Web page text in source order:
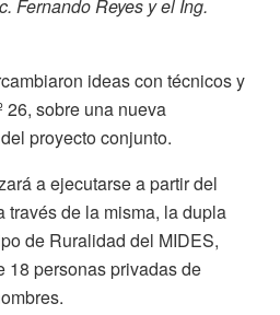
Fernando Reyes y el Ing.
ideas con técnicos y
26, sobre una nueva
proyecto conjunto.
a ejecutarse a partir del
través de la misma, la dupla
de Ruralidad del MIDES,
18 personas privadas de